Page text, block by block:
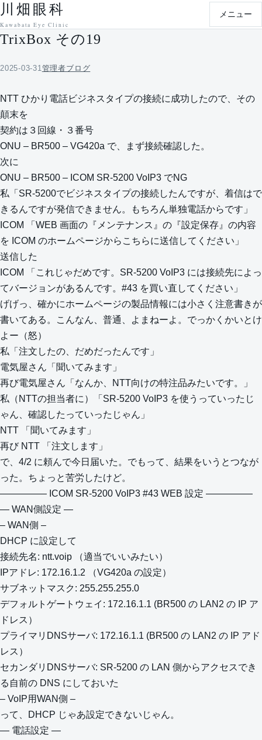
本文へ移動
川畑眼科
Kawabata Eye Clinic
メニュー
TrixBox その19
2025-03-31 管理者ブログ
NTT ひかり電話ビジネスタイプの接続に成功したので、その
顛末を
契約は３回線・３番号
ONU – BR500 – VG420a で、まず接続確認した。
次に
ONU – BR500 – ICOM SR-5200 VoIP3 でNG
私「SR-5200でビジネスタイプの接続したんですが、着信はで
きるんですが発信できません。もちろん単独電話からです」
ICOM 「WEB 画面の『メンテナンス』の『設定保存』の内容
を ICOM のホームページからこちらに送信してください」
送信した
ICOM 「これじゃだめです。SR-5200 VoIP3 には接続先によっ
てバージョンがあるんです。#43 を買い直してください」
げげっ、確かにホームページの製品情報には小さく注意書きが
書いてある。こんなん、普通、よまねーよ。でっかくかいとけ
よー（怒）
私「注文したの、だめだったんです」
電気屋さん「聞いてみます」
再び電気屋さん「なんか、NTT向けの特注品みたいです。」
私（NTTの担当者に）「SR-5200 VoIP3 を使うっていったじ
ゃん、確認したっていったじゃん」
NTT 「聞いてみます」
再び NTT 「注文します」
で、4/2 に頼んで今日届いた。でもって、結果をいうとつなが
った。ちょっと苦労したけど。
————— ICOM SR-5200 VoIP3 #43 WEB 設定 —————
— WAN側設定 —
– WAN側 –
DHCP に設定して
接続先名: ntt.voip （適当でいいみたい）
IPアドレ: 172.16.1.2 （VG420a の設定）
サブネットマスク: 255.255.255.0
デフォルトゲートウェイ: 172.16.1.1 (BR500 の LAN2 の IP ア
ドレス）
プライマリDNSサーバ: 172.16.1.1 (BR500 の LAN2 の IP アド
レス）
セカンダリDNSサーバ: SR-5200 の LAN 側からアクセスでき
る自前の DNS にしておいた
– VoIP用WAN側 –
って、DHCP じゃあ設定できないじゃん。
— 電話設定 —